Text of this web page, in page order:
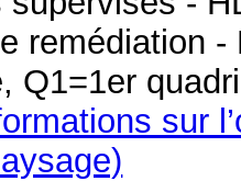
remédiation
Q1=1er
sur